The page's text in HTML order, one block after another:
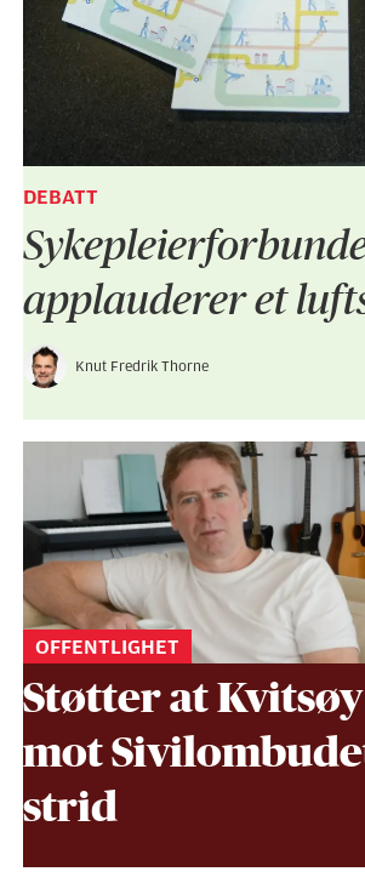
DEBATT
applauderer et
Knut Fredrik Thorne
OFFENTLIGHET
Støtter at
mot
strid